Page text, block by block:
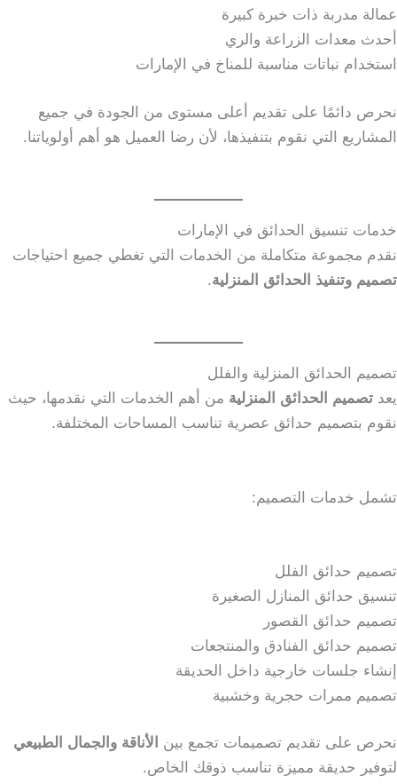
عمالة مدربة ذات خبرة كبيرة
أحدث معدات الزراعة والري
استخدام نباتات مناسبة للمناخ في الإمارات
نحرص دائمًا على تقديم أعلى مستوى من الجودة في جميع
المشاريع التي نقوم بتنفيذها، لأن رضا العميل هو أهم أولوياتنا.
خدمات تنسيق الحدائق في الإمارات
نقدم مجموعة متكاملة من الخدمات التي تغطي جميع احتياجات
تصميم وتنفيذ الحدائق المنزلية.
تصميم الحدائق المنزلية والفلل
يعد تصميم الحدائق المنزلية من أهم الخدمات التي نقدمها، حيث
نقوم بتصميم حدائق عصرية تناسب المساحات المختلفة.
تشمل خدمات التصميم:
تصميم حدائق الفلل
تنسيق حدائق المنازل الصغيرة
تصميم حدائق القصور
تصميم حدائق الفنادق والمنتجعات
إنشاء جلسات خارجية داخل الحديقة
تصميم ممرات حجرية وخشبية
نحرص على تقديم تصميمات تجمع بين
الأناقة والجمال الطبيعي
لتوفير حديقة مميزة تناسب ذوقك الخاص.